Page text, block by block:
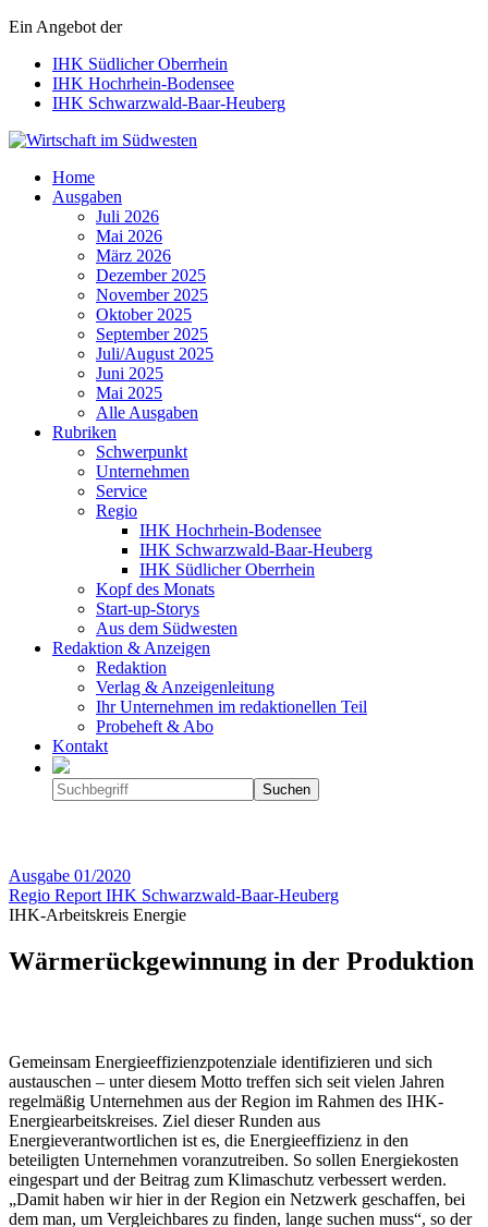
Ein Angebot der
IHK Südlicher Oberrhein
IHK Hochrhein-Bodensee
IHK Schwarzwald-Baar-Heuberg
Wirtschaft im Südwesten
Home
Ausgaben
Juli 2026
Mai 2026
März 2026
Dezember 2025
November 2025
Oktober 2025
September 2025
Juli/August 2025
Juni 2025
Mai 2025
Alle Ausgaben
Rubriken
Schwerpunkt
Unternehmen
Service
Regio
IHK Hochrhein-Bodensee
IHK Schwarzwald-Baar-Heuberg
IHK Südlicher Oberrhein
Kopf des Monats
Start-up-Storys
Aus dem Südwesten
Redaktion & Anzeigen
Redaktion
Verlag & Anzeigenleitung
Ihr Unternehmen im redaktionellen Teil
Probeheft & Abo
Kontakt
Ausgabe 01/2020
Regio Report IHK Schwarzwald-Baar-Heuberg
IHK-Arbeitskreis Energie
Wärmerückgewinnung in der Produktion
Gemeinsam Energieeffizienzpotenziale identifizieren und sich
austauschen – unter diesem Motto treffen sich seit vielen Jahren
regelmäßig Unternehmen aus der Region im Rahmen des IHK-
Energiearbeitskreises. Ziel dieser Runden aus
Energieverantwortlichen ist es, die Energieeffizienz in den
beteiligten Unternehmen voranzutreiben. So sollen Energiekosten
eingespart und der Beitrag zum Klimaschutz verbessert werden.
„Damit haben wir hier in der Region ein Netzwerk geschaffen, bei
dem man, um Vergleichbares zu finden, lange suchen muss“, so der